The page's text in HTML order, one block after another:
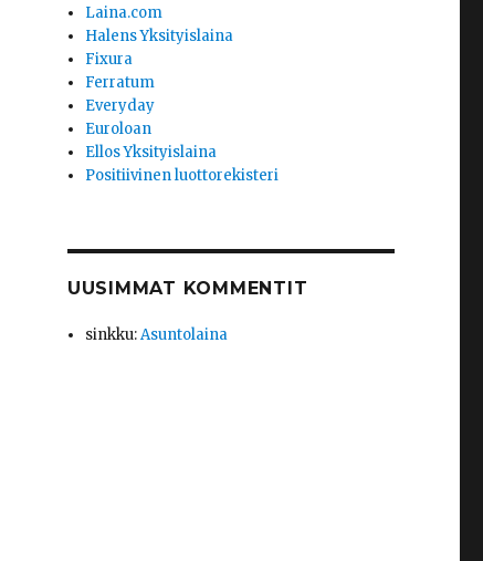
Laina.com
Halens Yksityislaina
Fixura
Ferratum
Everyday
Euroloan
Ellos Yksityislaina
Positiivinen luottorekisteri
UUSIMMAT KOMMENTIT
sinkku:Asuntolaina